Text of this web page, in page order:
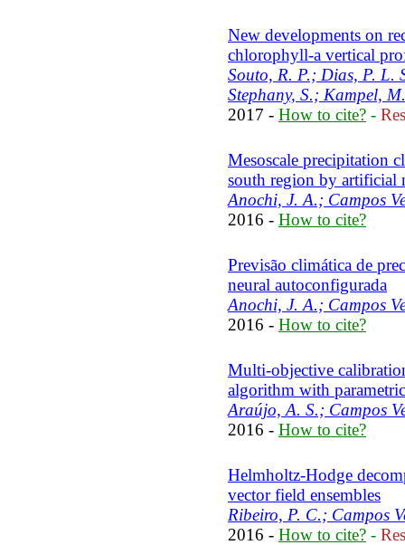
New developments on
chlorophyll-a vertical
Souto, R. P.; Dias, P. L.
Stephany, S.; Kampel, M.
2017 - How to cite? -
Mesoscale precipitation
south region by artificial
Anochi, J. A.; Campos
2016 - How to cite?
Previsão climática de
neural autoconfigurada
Anochi, J. A.; Campos
2016 - How to cite?
Multi-objective
algorithm with
Araújo, A. S.; Campos
2016 - How to cite?
Helmholtz-Hodge
vector field ensembles
Ribeiro, P. C.; Campos
2016 - How to cite? -